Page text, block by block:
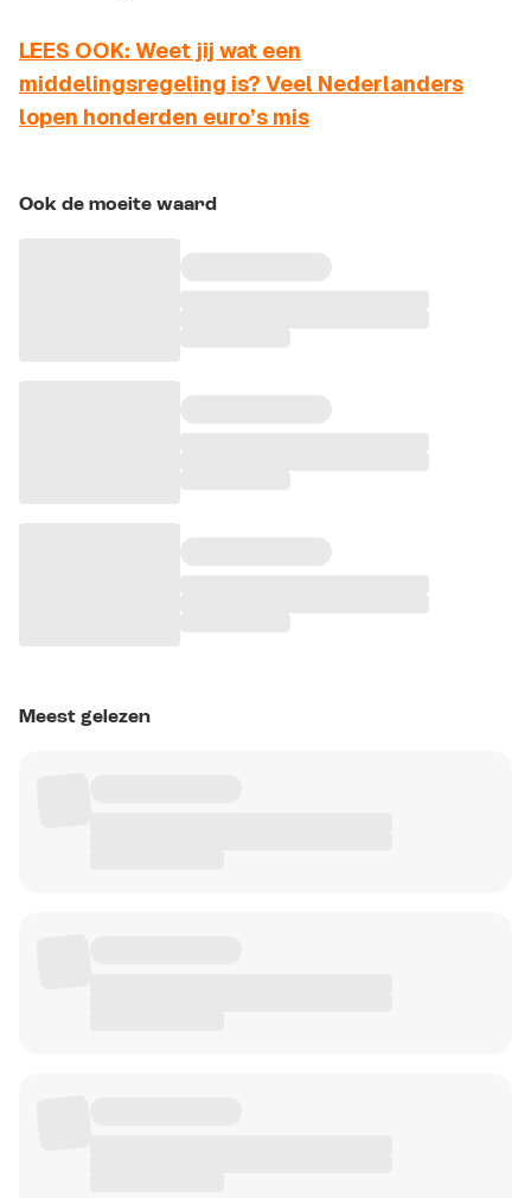
LEES OOK: Weet jij wat een
middelingsregeling is? Veel Nederlanders
lopen honderden euro’s mis
Ook de moeite waard
Meest gelezen